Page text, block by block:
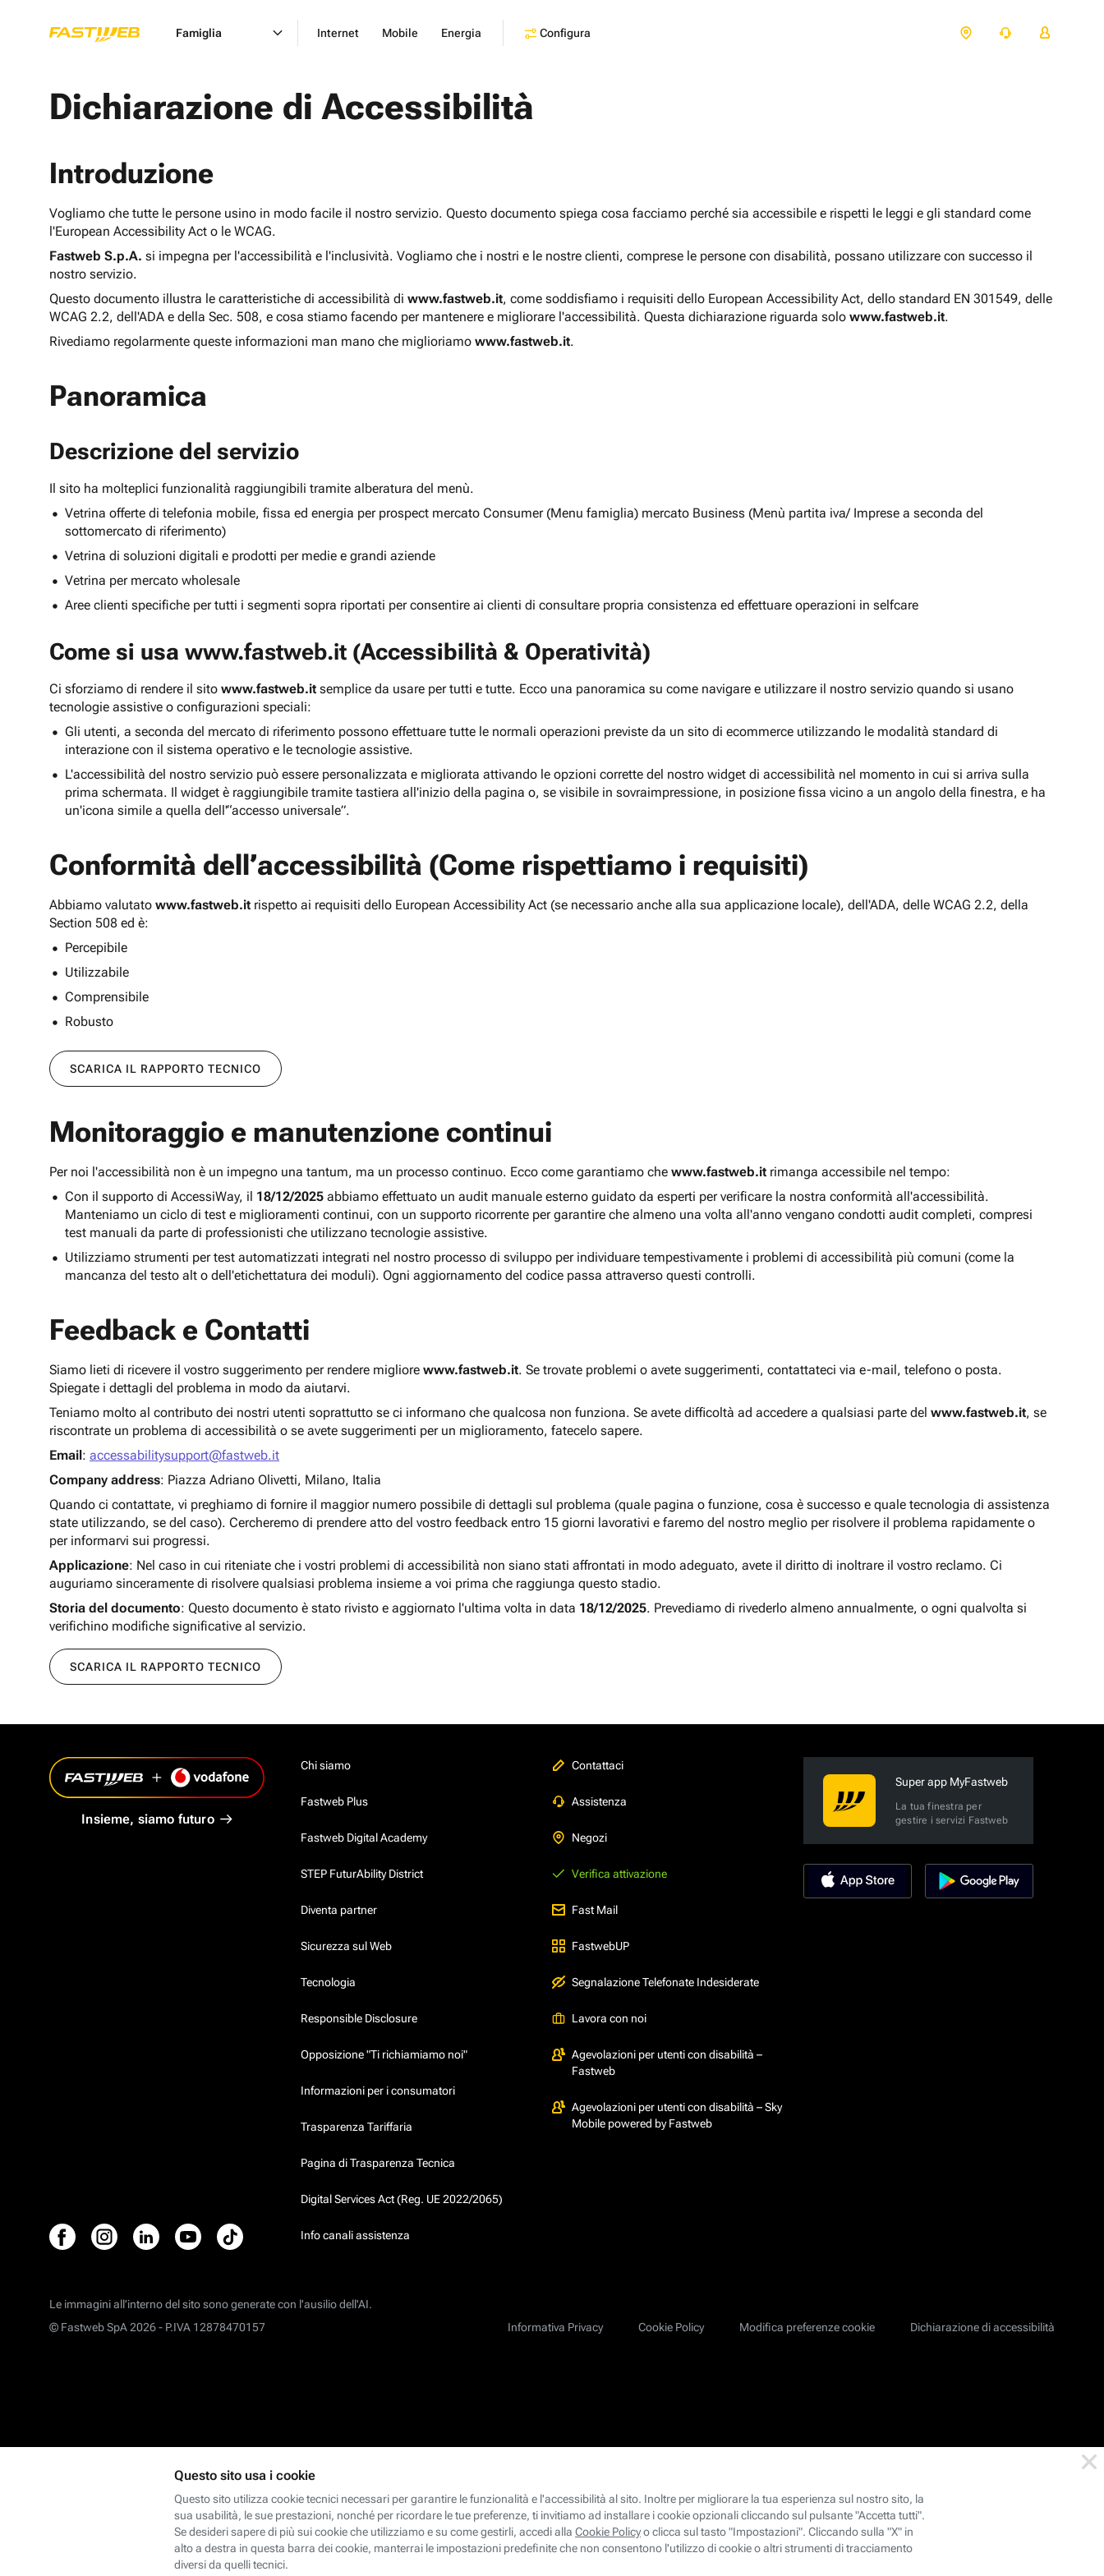
Famiglia Internet Mobile Energia Configura
Dichiarazione di Accessibilità
Introduzione
Vogliamo che tutte le persone usino in modo facile il nostro servizio. Questo documento spiega cosa facciamo perché sia accessibile e rispetti le leggi e gli standard come
l'European Accessibility Act o le WCAG.
Fastweb S.p.A. si impegna per l'accessibilità e l'inclusività. Vogliamo che i nostri e le nostre clienti, comprese le persone con disabilità, possano utilizzare con successo il
nostro servizio.
Questo documento illustra le caratteristiche di accessibilità di www.fastweb.it, come soddisfiamo i requisiti dello European Accessibility Act, dello standard EN 301549, delle
WCAG 2.2, dell'ADA e della Sec. 508, e cosa stiamo facendo per mantenere e migliorare l'accessibilità. Questa dichiarazione riguarda solo www.fastweb.it.
Rivediamo regolarmente queste informazioni man mano che miglioriamo www.fastweb.it.
Panoramica
Descrizione del servizio
Il sito ha molteplici funzionalità raggiungibili tramite alberatura del menù.
Vetrina offerte di telefonia mobile, fissa ed energia per prospect mercato Consumer (Menu famiglia) mercato Business (Menù partita iva/ Imprese a seconda del
sottomercato di riferimento)
Vetrina di soluzioni digitali e prodotti per medie e grandi aziende
Vetrina per mercato wholesale
Aree clienti specifiche per tutti i segmenti sopra riportati per consentire ai clienti di consultare propria consistenza ed effettuare operazioni in selfcare
Come si usa www.fastweb.it (Accessibilità & Operatività)
Ci sforziamo di rendere il sito www.fastweb.it semplice da usare per tutti e tutte. Ecco una panoramica su come navigare e utilizzare il nostro servizio quando si usano
tecnologie assistive o configurazioni speciali:
Gli utenti, a seconda del mercato di riferimento possono effettuare tutte le normali operazioni previste da un sito di ecommerce utilizzando le modalità standard di
interazione con il sistema operativo e le tecnologie assistive.
L'accessibilità del nostro servizio può essere personalizzata e migliorata attivando le opzioni corrette del nostro widget di accessibilità nel momento in cui si arriva sulla
prima schermata. Il widget è raggiungibile tramite tastiera all'inizio della pagina o, se visibile in sovraimpressione, in posizione fissa vicino a un angolo della finestra, e ha
un'icona simile a quella dell'“accesso universale”.
Conformità dell’accessibilità (Come rispettiamo i requisiti)
Abbiamo valutato www.fastweb.it rispetto ai requisiti dello European Accessibility Act (se necessario anche alla sua applicazione locale), dell'ADA, delle WCAG 2.2, della
Section 508 ed è:
Percepibile
Utilizzabile
Comprensibile
Robusto
SCARICA IL RAPPORTO TECNICO
Monitoraggio e manutenzione continui
Per noi l'accessibilità non è un impegno una tantum, ma un processo continuo. Ecco come garantiamo che www.fastweb.it rimanga accessibile nel tempo:
Con il supporto di AccessiWay, il 18/12/2025 abbiamo effettuato un audit manuale esterno guidato da esperti per verificare la nostra conformità all'accessibilità.
Manteniamo un ciclo di test e miglioramenti continui, con un supporto ricorrente per garantire che almeno una volta all'anno vengano condotti audit completi, compresi
test manuali da parte di professionisti che utilizzano tecnologie assistive.
Utilizziamo strumenti per test automatizzati integrati nel nostro processo di sviluppo per individuare tempestivamente i problemi di accessibilità più comuni (come la
mancanza del testo alt o dell'etichettatura dei moduli). Ogni aggiornamento del codice passa attraverso questi controlli.
Feedback e Contatti
Siamo lieti di ricevere il vostro suggerimento per rendere migliore www.fastweb.it. Se trovate problemi o avete suggerimenti, contattateci via e-mail, telefono o posta.
Spiegate i dettagli del problema in modo da aiutarvi.
Teniamo molto al contributo dei nostri utenti soprattutto se ci informano che qualcosa non funziona. Se avete difficoltà ad accedere a qualsiasi parte del www.fastweb.it, se
riscontrate un problema di accessibilità o se avete suggerimenti per un miglioramento, fatecelo sapere.
Email: accessabilitysupport@fastweb.it
Company address: Piazza Adriano Olivetti, Milano, Italia
Quando ci contattate, vi preghiamo di fornire il maggior numero possibile di dettagli sul problema (quale pagina o funzione, cosa è successo e quale tecnologia di assistenza
state utilizzando, se del caso). Cercheremo di prendere atto del vostro feedback entro 15 giorni lavorativi e faremo del nostro meglio per risolvere il problema rapidamente o
per informarvi sui progressi.
Applicazione: Nel caso in cui riteniate che i vostri problemi di accessibilità non siano stati affrontati in modo adeguato, avete il diritto di inoltrare il vostro reclamo. Ci
auguriamo sinceramente di risolvere qualsiasi problema insieme a voi prima che raggiunga questo stadio.
Storia del documento: Questo documento è stato rivisto e aggiornato l'ultima volta in data 18/12/2025. Prevediamo di rivederlo almeno annualmente, o ogni qualvolta si
verifichino modifiche significative al servizio.
SCARICA IL RAPPORTO TECNICO
Insieme, siamo futuro
Chi siamo
Fastweb Plus
Fastweb Digital Academy
STEP FuturAbility District
Diventa partner
Sicurezza sul Web
Tecnologia
Responsible Disclosure
Opposizione "Ti richiamiamo noi"
Informazioni per i consumatori
Trasparenza Tariffaria
Pagina di Trasparenza Tecnica
Digital Services Act (Reg. UE 2022/2065)
Info canali assistenza
Contattaci
Assistenza
Negozi
Verifica attivazione
Fast Mail
FastwebUP
Segnalazione Telefonate Indesiderate
Lavora con noi
Agevolazioni per utenti con disabilità –
Fastweb
Agevolazioni per utenti con disabilità – Sky
Mobile powered by Fastweb
Super app MyFastweb
La tua finestra per
gestire i servizi Fastweb
Le immagini all’interno del sito sono generate con l'ausilio dell'AI.
Informativa Privacy
Cookie Policy Modifica preferenze cookie Dichiarazione di accessibilità
© Fastweb SpA 2026 - P.IVA 12878470157